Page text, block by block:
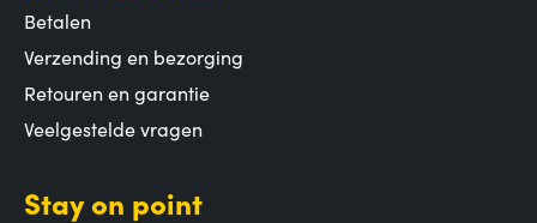
Betalen
Verzending en bezorging
Retouren en garantie
Veelgestelde vragen
Stay on point